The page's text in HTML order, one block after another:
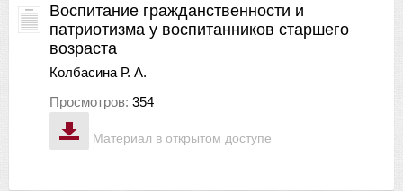
Материал в открытом доступе
Воспитание гражданственности и
патриотизма у воспитанников старшего
возраста
Колбасина Р. А.
Просмотров: 354